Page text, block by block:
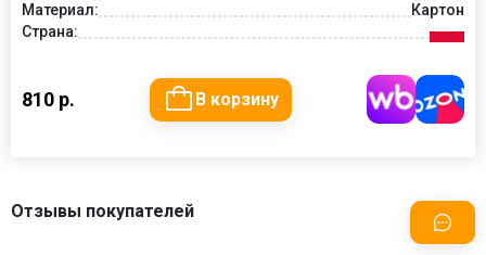
Материал:
Картон
Страна:
810 р. В корзину
Отзывы покупателей